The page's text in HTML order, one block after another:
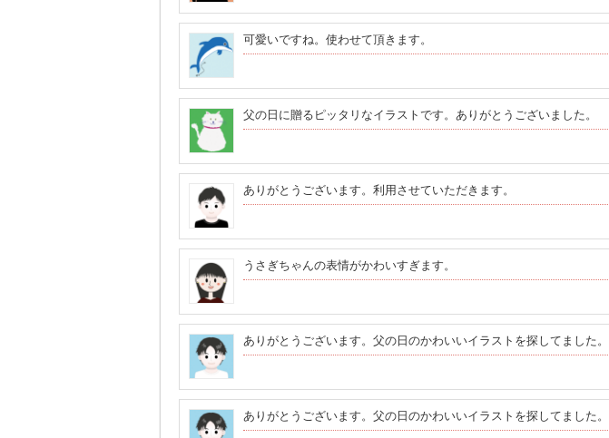
可愛いですね。使わせて頂きます。
父の日に贈るピッタリなイラストです。ありがとうございました。
ありがとうございます。利用させていただきます。
うさぎちゃんの表情がかわいすぎます。
ありがとうございます。父の日のかわいいイラストを探してました。
ありがとうございます。父の日のかわいいイラストを探してました。